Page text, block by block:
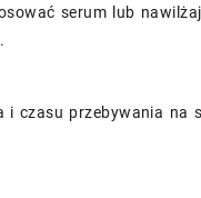
serum lub
czasu przebywania na